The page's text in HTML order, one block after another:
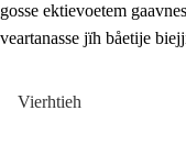
gosse ektievoetem
veartanasse jïh båetije
Vierhtieh